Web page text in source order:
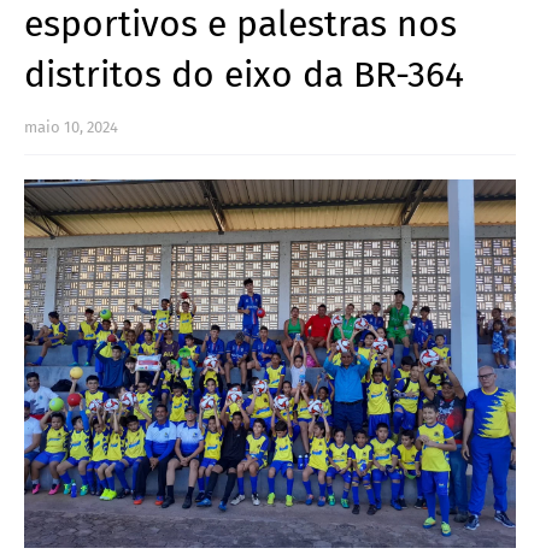
esportivos e palestras nos
distritos do eixo da BR-364
maio 10, 2024